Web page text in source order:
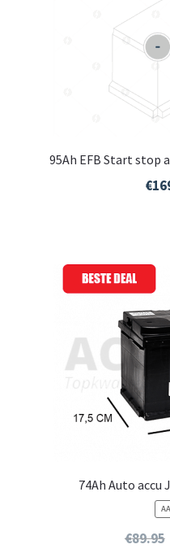
95Ah EFB Start stop
€
74Ah Auto accu
€89.95